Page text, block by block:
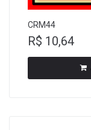
CRM44
R$ 10,64